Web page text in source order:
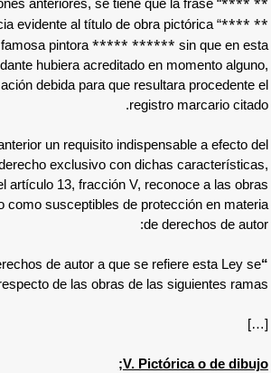
De las digitalizaciones anteriores, se
****”, hace referencia evidente al título de
****”, realizada por la famosa pintora *****
instancia el demandante hubiera
contar con la autorización debida para que
Siendo lo anterior un requisito
otorgamiento de un derecho exclusivo con
debido a que el artículo 13, fracción
pictóricas o de dibujo como susceptibles
Los derechos de autor a que
reconocen respecto de las obras
V.